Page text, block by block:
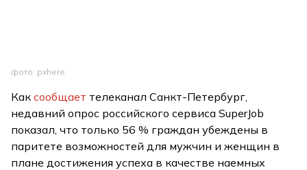
фото: pxhere
Каксообщает телеканал Санкт-Петербург,
недавний опрос российского сервиса SuperJob
показал, что только 56 % граждан убеждены в
паритете возможностей для мужчин и женщин в
плане достижения успеха в качестве наемных